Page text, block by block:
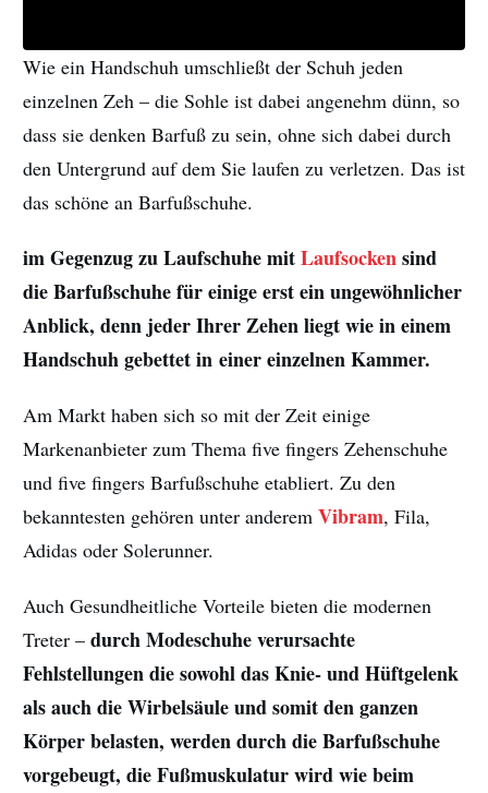
Wie ein Handschuh umschließt der Schuh jeden
einzelnen Zeh – die Sohle ist dabei angenehm dünn, so
dass sie denken Barfuß zu sein, ohne sich dabei durch
den Untergrund auf dem Sie laufen zu verletzen. Das ist
das schöne an Barfußschuhe.
im Gegenzug zu Laufschuhe mitLaufsockensind
die Barfußschuhe für einige erst ein ungewöhnlicher
Anblick, denn jeder Ihrer Zehen liegt wie in einem
Handschuh gebettet in einer einzelnen Kammer.
Am Markt haben sich so mit der Zeit einige
Markenanbieter zum Thema five fingers Zehenschuhe
und five fingers Barfußschuhe etabliert. Zu den
bekanntesten gehören unter anderem Vibram, Fila,
Adidas oder Solerunner.
Auch Gesundheitliche Vorteile bieten die modernen
Treter – durch Modeschuhe verursachte
Fehlstellungen die sowohl das Knie- und Hüftgelenk
als auch die Wirbelsäule und somit den ganzen
Körper belasten, werden durch die Barfußschuhe
vorgebeugt, die Fußmuskulatur wird wie beim